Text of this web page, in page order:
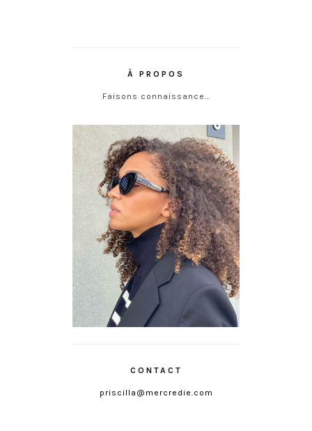
À PROPOS
Faisons connaissance…
CONTACT
priscilla@mercredie.com